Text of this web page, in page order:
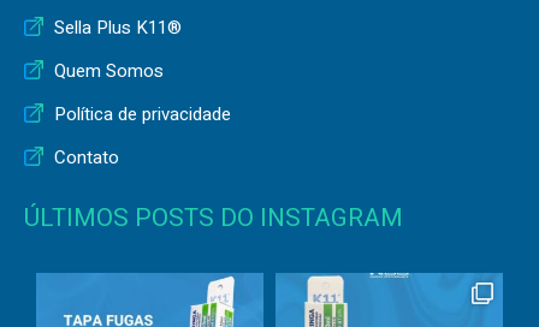
Sella Plus K11®
Quem Somos
Política de privacidade
Contato
ÚLTIMOS POSTS DO INSTAGRAM